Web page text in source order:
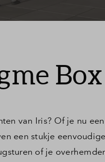
Box
van Iris? Of je nu
een stukje
of je